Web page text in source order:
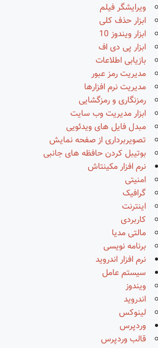
ویرایشگر فیلم
ابزار حذف کلی
ابزار ویندوز 10
ابزار پی دی اف
بازیابی اطلاعات
مدیریت رمز عبور
مدیریت نرم افزارها
رمزنگاری و رمزگشایی
ابزار مدیریت وب سایت
مبدل فایل های ویدئویی
تصویربرداری از صفحه نمایش
بوتیبل کردن حافظه های جانبی
نرم افزار مکینتاش
امنیتی
گرافیک
اینترنت
کاربردی
مالتی مدیا
برنامه نویسی
نرم افزار اندروید
سیستم عامل
ویندوز
اندروید
لینوکس
وردپرس
قالب وردپرس